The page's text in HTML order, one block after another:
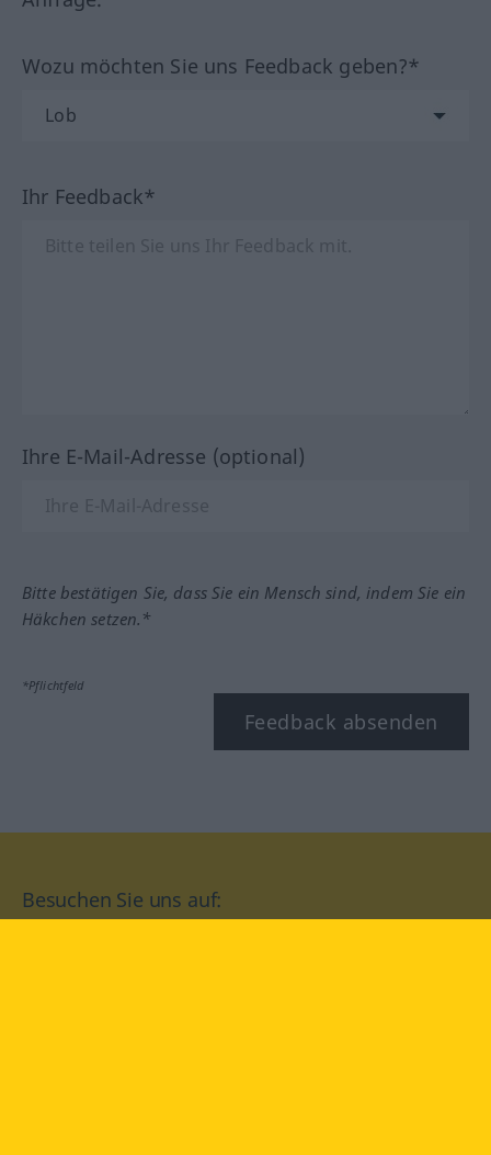
Wozu möchten Sie uns Feedback geben?*
Ihr Feedback*
Ihre E-Mail-Adresse (optional)
Bitte bestätigen Sie, dass Sie ein Mensch sind, indem Sie ein
Häkchen setzen.*
*Pflichtfeld
Feedback absenden
Besuchen Sie uns auf: